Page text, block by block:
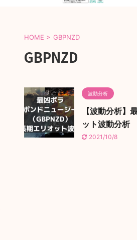
HOME > GBPNZD
GBPNZD
波動分析
【波動分析
ット波動分析
2021/10/8